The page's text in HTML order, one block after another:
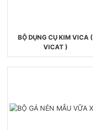
BỘ DỤNG CỤ KIM VICA (
VICAT )